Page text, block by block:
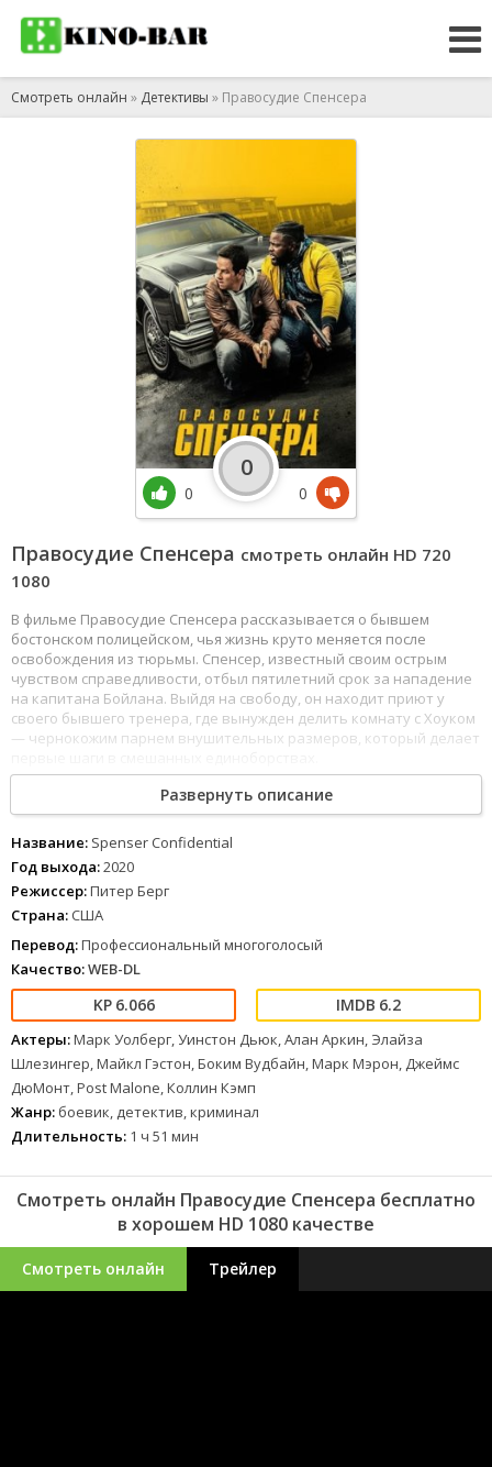
Смотреть онлайн » Детективы » Правосудие Спенсера
Правосудие Спенсера смотреть онлайн HD 720
1080
В фильме Правосудие Спенсера рассказывается о бывшем
бостонском полицейском, чья жизнь круто меняется после
освобождения из тюрьмы. Спенсер, известный своим острым
чувством справедливости, отбыл пятилетний срок за нападение
на капитана Бойлана. Выйдя на свободу, он находит приют у
своего бывшего тренера, где вынужден делить комнату с Хоуком
— чернокожим парнем внушительных размеров, который делает
События принимают неожиданный оборот в первый же вечер
его свободы: капитана Бойлана находят убитым, а другой
полицейский при загадочных обстоятельствах сводит счеты с
жизнью. Вскоре после этого у погибшего стража порядка
обнаруживают наркотики. Не веря в случайность этих
трагических событий, Спенсер решает помочь вдове погибшего
коллеги восстановить честное имя ее мужа. Объединив усилия со
своим новым сожителем Хоуком, бывший коп погружается в
опасное расследование, которое ведет его вглубь
коррупционных схем, опутавших полицейское управление
Бостона. Правосудие Спенсера становится историей не только о
личном искуплении, но и о борьбе с системой, где каждый шаг
может оказаться последним.
Развернуть описание
Название: Spenser Confidential
Год выхода:2020
Режиссер:Питер Берг
Страна: США
Перевод:Профессиональный многоголосый
Качество:WEB-DL
6.066 6.2
Актеры:Марк Уолберг, Уинстон Дьюк, Алан Аркин, Элайза
Шлезингер, Майкл Гэстон, Боким Вудбайн, Марк Мэрон, Джеймс
ДюМонт, Post Malone, Коллин Кэмп
Жанр: боевик, детектив, криминал
Длительность: 1 ч 51 мин
0
0
0
Смотреть онлайн Правосудие Спенсера бесплатно
в хорошем HD 1080 качестве
Смотреть онлайн Трейлер